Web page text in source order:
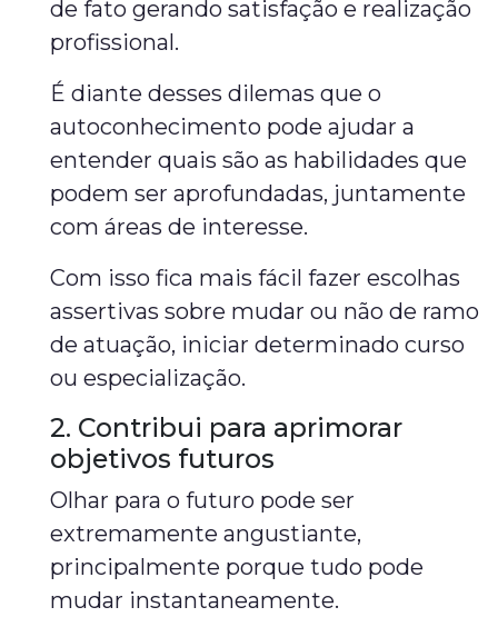
de fato gerando satisfação e realização
profissional.
É diante desses dilemas que o
autoconhecimento pode ajudar a
entender quais são as habilidades que
podem ser aprofundadas, juntamente
com áreas de interesse.
Com isso fica mais fácil fazer escolhas
assertivas sobre mudar ou não de ramo
de atuação, iniciar determinado curso
ou especialização.
2. Contribui para aprimorar
objetivos futuros
Olhar para o futuro pode ser
extremamente angustiante,
principalmente porque tudo pode
mudar instantaneamente.